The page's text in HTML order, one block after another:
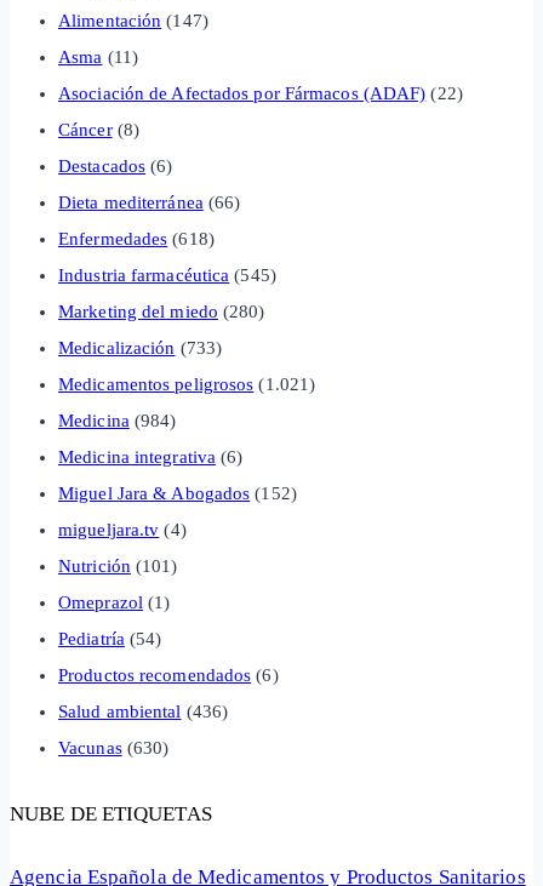
Alimentación (147)
Asma (11)
Asociación de Afectados por Fármacos (ADAF) (22)
Cáncer(8)
Destacados (6)
Dieta mediterránea(66)
Enfermedades (618)
Industria farmacéutica (545)
Marketing del miedo (280)
Medicalización (733)
Medicamentos peligrosos (1.021)
Medicina(984)
Medicina integrativa (6)
Miguel Jara & Abogados (152)
migueljara.tv (4)
Nutrición(101)
Omeprazol(1)
Pediatría(54)
Productos recomendados (6)
Salud ambiental (436)
Vacunas(630)
NUBE DE ETIQUETAS
Agencia Española de Medicamentos y Productos Sanitarios